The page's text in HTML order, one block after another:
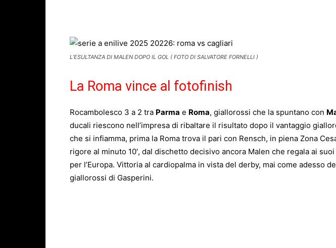
L’ESULTANZA DI MALEN DOPO IL GOL ( FOTO DI SALVATORE FORNELLI )
La Roma vince al fotofinish
Rocambolesco 3 a 2 tra Parma e Roma, giallorossi che la spuntano con
ducali riescono nell’impresa di ribaltare il risultato dopo il vantaggio
che si infiamma, prima la Roma trova il pari con Rensch, in piena Zona
rigore al minuto 10′, dal dischetto decisivo ancora Malen che regala ai
per l’Europa. Vittoria al cardiopalma in vista del derby, mai come adesso
giallorossi di Gasperini.